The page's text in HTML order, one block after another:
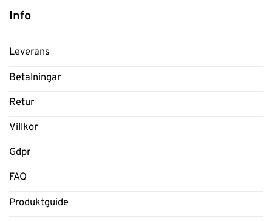
Info
Leverans
Betalningar
Retur
Villkor
Gdpr
FAQ
Produktguide